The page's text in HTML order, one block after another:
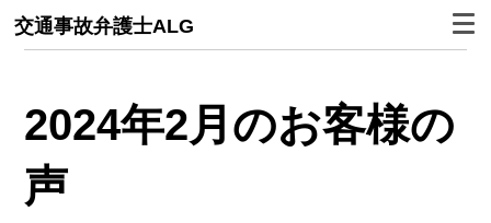
交通事故弁護士ALG
2024年2月のお客様の
声